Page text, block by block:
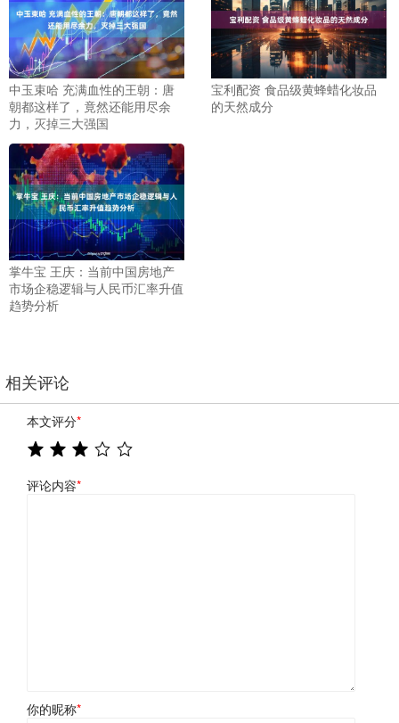
中玉束哈 充满血性的王朝：唐
朝都这样了，竟然还能用尽余
力，灭掉三大强国
宝利配资 食品级黄蜂蜡化妆品
的天然成分
掌牛宝 王庆：当前中国房地产
市场企稳逻辑与人民币汇率升值
趋势分析
相关评论
本文评分*
评论内容*
你的昵称*